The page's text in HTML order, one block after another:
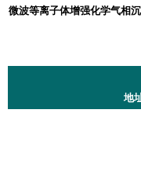
微波等离子体增强化学气相
地